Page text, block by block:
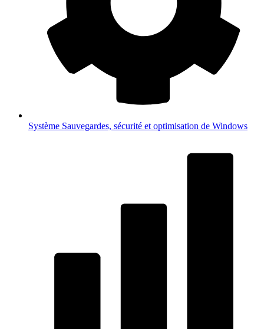
Système Sauvegardes, sécurité et optimisation de Windows